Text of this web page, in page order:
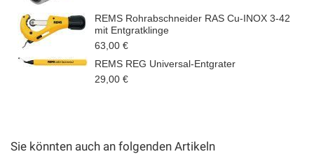
REMS Rohrabschneider RAS Cu-INOX 3-42
mit Entgratklinge
63,00 €
REMS REG Universal-Entgrater
29,00 €
Sie könnten auch an folgenden Artikeln